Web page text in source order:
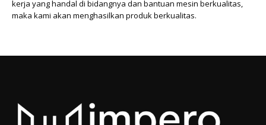
kerja yang handal di bidangnya dan bantuan mesin berkualitas,
maka kami akan menghasilkan produk berkualitas.